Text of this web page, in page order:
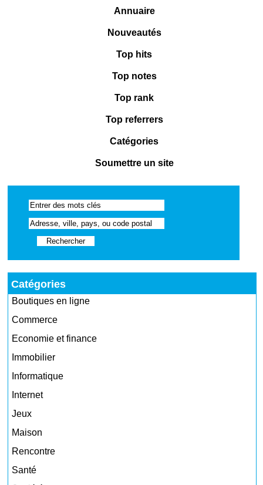
Annuaire
Nouveautés
Top hits
Top notes
Top rank
Top referrers
Catégories
Soumettre un site
Catégories
Boutiques en ligne
Commerce
Economie et finance
Immobilier
Informatique
Internet
Jeux
Maison
Rencontre
Santé